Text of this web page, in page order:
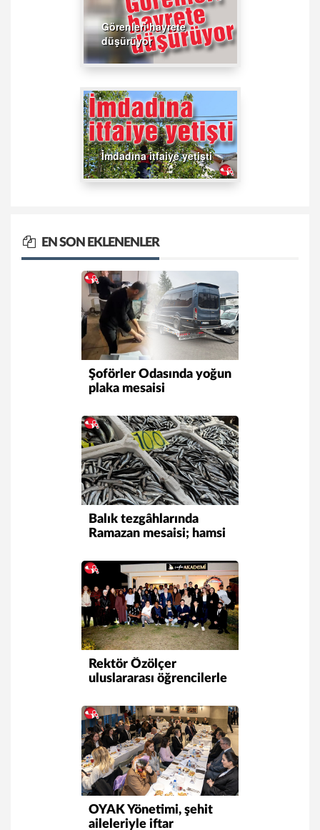
Görenleri hayrete
düşürüyor
İmdadına itfaiye yetişti
EN SON EKLENENLER
Şoförler Odasında yoğun
plaka mesaisi
Balık tezgâhlarında
Ramazan mesaisi; hamsi
Rektör Özölçer
uluslararası öğrencilerle
OYAK Yönetimi, şehit
aileleriyle iftar